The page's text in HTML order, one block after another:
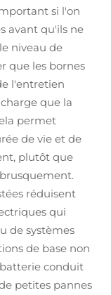
si l'on
avant qu'ils ne
niveau de
que les bornes
l'entretien
que la
permet
de vie et de
plutôt que
réduisent
qui
de systèmes
de base non
conduit
petites pannes